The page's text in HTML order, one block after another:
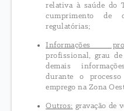
relativa à saúde do
cumprimento de
regulatórias;
Informações
profissional, grau de
demais
durante o
emprego na Zona
Outros: gravação de